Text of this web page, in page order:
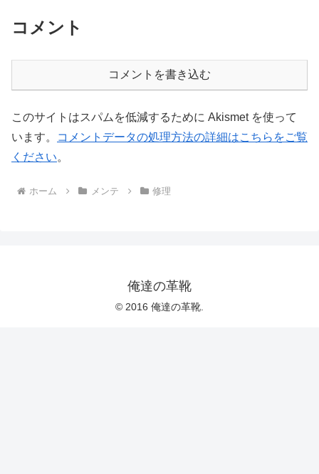
コメント
コメントを書き込む
このサイトはスパムを低減するために Akismet を使って
います。
コメントデータの処理方法の詳細はこちらをご覧
ください。
ホーム メンテ 修理
俺達の革靴
© 2016 俺達の革靴.